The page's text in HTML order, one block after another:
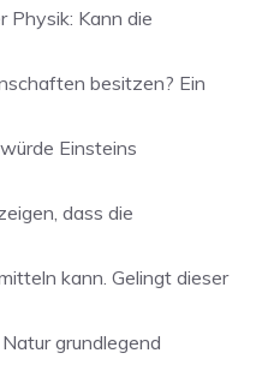
Physik: Kann die
besitzen? Ein
Einsteins
dass die
kann. Gelingt dieser
grundlegend